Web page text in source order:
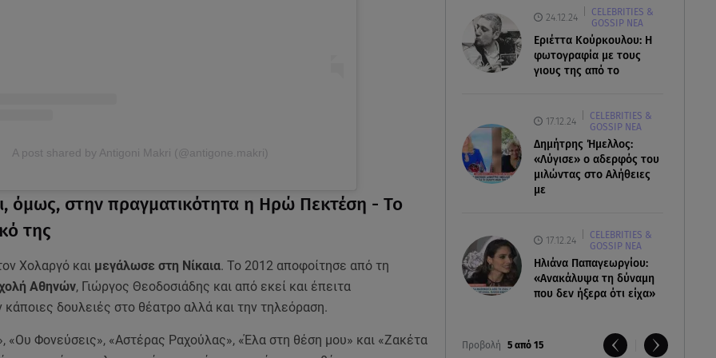
24.12.24
CELEBRITIES &
GOSSIP ΝΕΑ
Εριέττα Κούρκουλου: Η
φωτογραφία με τους
γιους της από το
17.12.24
CELEBRITIES &
GOSSIP ΝΕΑ
Δημήτρης Ήμελλος:
«Λύγισε» ο αδερφός του
μιλώντας στο Αλήθειες
με
17.12.24
CELEBRITIES &
GOSSIP ΝΕΑ
Ηλιάνα Παπαγεωργίου:
«Ανακάλυψα τη δύναμη
που δεν ήξερα ότι είχα»
Προβολή 5 από 15
A post shared by Antigoni Makri (@antigone.makri)
όμως, στην πραγματικότητα η Ηρώ Πεκτέση - Το
της
Χολαργό και μεγάλωσε στη Νίκαια. Το 2012 αποφοίτησε από τη
Αθηνών, Γιώργος Θεοδοσιάδης και από εκεί και έπειτα
δουλειές στο θέατρο αλλά και την τηλεόραση.
«Ου Φονεύσεις», «Αστέρας Ραχούλας», «Έλα στη θέση μου» και «Ζακέτα